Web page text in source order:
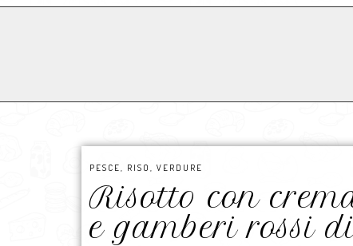
PESCE, RISO , VERDURE
Risotto con
e gamberi rossi